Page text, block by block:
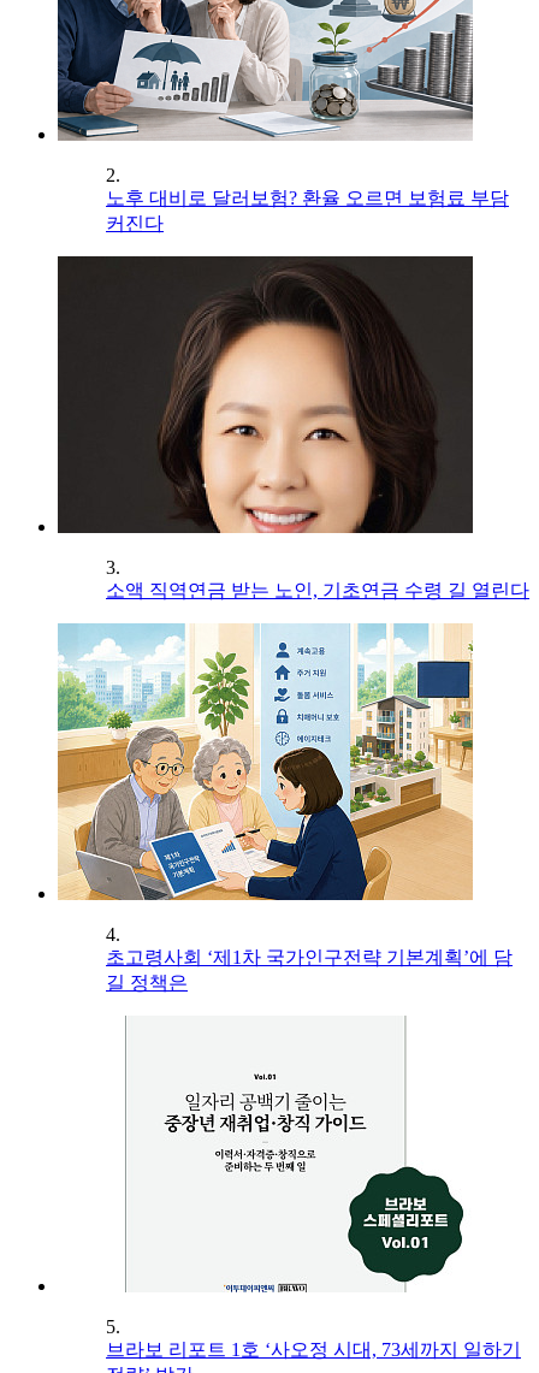
2.
노후 대비로 달러보험? 환율 오르면 보험료 부담
커진다
3.
소액 직역연금 받는 노인, 기초연금 수령 길 열린다
4.
초고령사회 ‘제1차 국가인구전략 기본계획’에 담
길 정책은
5.
브라보 리포트 1호 ‘사오정 시대, 73세까지 일하기